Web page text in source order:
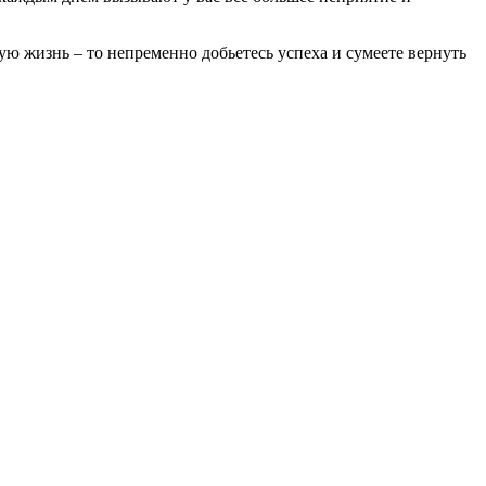
жизнь – то непременно добьетесь успеха и сумеете вернуть